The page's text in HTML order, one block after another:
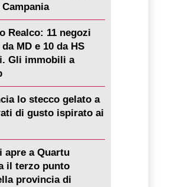
Realco: 11 negozi
MD e 10 da HS
Gli immobili a
lo stecco gelato a
di gusto ispirato ai
apre a Quartu
il terzo punto
provincia di